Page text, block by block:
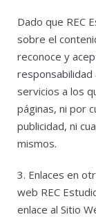
Dado que REC
sobre el
reconoce y
responsabilidad
servicios a los
páginas, ni por
publicidad, ni
mismos.
3. Enlaces en
web REC
enlace al Sitio